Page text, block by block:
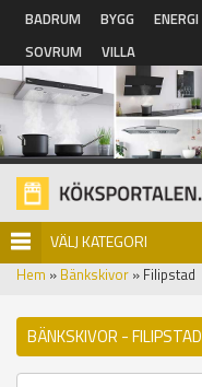
Hoppa till huvudinnehåll
BADRUM BYGG ENERGI
SOVRUM
VILLA
VÄLJ KATEGORI
Hem » Bänkskivor » Filipstad
BÄNKSKIVOR - FILIPSTAD